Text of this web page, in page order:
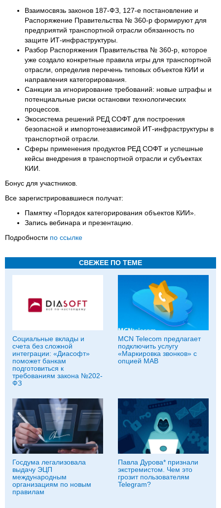
Взаимосвязь законов 187-ФЗ, 127-е постановление и
Распоряжение Правительства № 360-р формируют для
предприятий транспортной отрасли обязанность по
защите ИТ-инфраструктуры.
Разбор Распоряжения Правительства № 360-р, которое
уже создало конкретные правила игры для транспортной
отрасли, определив перечень типовых объектов КИИ и
направления категорирования.
Санкции за игнорирование требований: новые штрафы и
потенциальные риски остановки технологических
процессов.
Экосистема решений РЕД СОФТ для построения
безопасной и импортонезависимой ИТ-инфраструктуры в
транспортной отрасли.
Сферы применения продуктов РЕД СОФТ и успешные
кейсы внедрения в транспортной отрасли и субъектах
КИИ.
Бонус для участников.
Все зарегистрировавшиеся получат:
Памятку «Порядок категорирования объектов КИИ».
Запись вебинара и презентацию.
Подробности по ссылке
СВЕЖЕЕ ПО ТЕМЕ
Социальные вклады и
счета без сложной
интеграции: «Диасофт»
поможет банкам
подготовиться к
требованиям закона №202-
ФЗ
MCN Telecom предлагает
подключить услугу
«Маркировка звонков» с
опцией МАВ
Госдума легализовала
выдачу ЭЦП
международным
организациям по новым
правилам
Павла Дурова* признали
экстремистом. Чем это
грозит пользователям
Telegram?